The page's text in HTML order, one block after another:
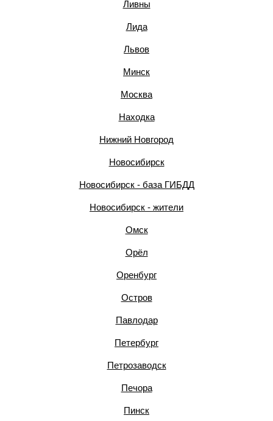
Ливны
Лида
Львов
Минск
Москва
Находка
Нижний Новгород
Новосибирск
Новосибирск - база ГИБДД
Новосибирск - жители
Омск
Орёл
Оренбург
Остров
Павлодар
Петербург
Петрозаводск
Печора
Пинск